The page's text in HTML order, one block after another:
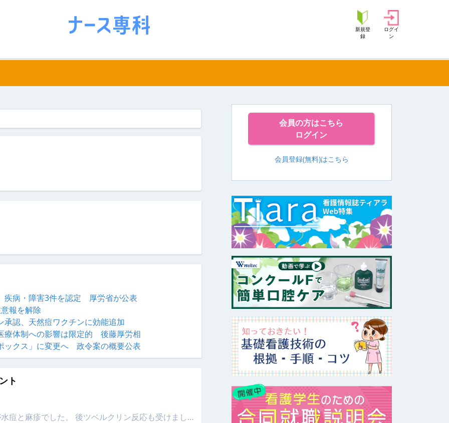
新規登
録
ログイ
ン
疾病・障害3件を認定 厚労省が公表
報を解除
認、天然痘ワクチンに効能追加
療体制への影響は限定的 後藤厚労相
ックス」に変更へ 政令案の概要公表
ト
痘と麻疹でした。 後ツベルクリン反応も受けまし…
会員の方はこちら
ログイン
会員登録(無料)はこちら